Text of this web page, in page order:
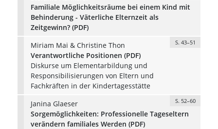
Familiale Möglichkeitsräume bei einem Kind mit
Behinderung - Väterliche Elternzeit als
Zeitgewinn? (PDF)
Miriam Mai & Christine Thon
S. 43–51
Verantwortliche Positionen (PDF)
Diskurse um Elementarbildung und
Responsibilisierungen von Eltern und
Fachkräften in der Kindertagesstätte
Janina Glaeser
S. 52–60
Sorgemöglichkeiten: Professionelle Tageseltern
verändern familiales Werden (PDF)